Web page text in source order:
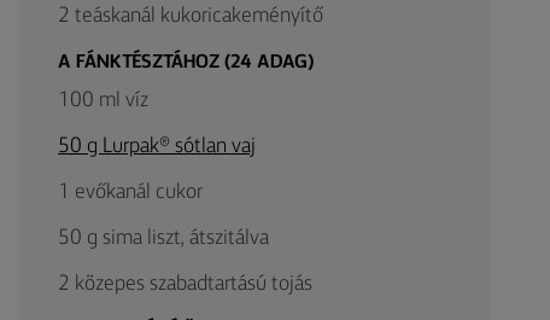
2 teáskanál kukoricakeményítő
A FÁNKTÉSZTÁHOZ (24 ADAG)
100 ml víz
50 g Lurpak® sótlan vaj
1 evőkanál cukor
50 g sima liszt, átszitálva
2 közepes szabadtartású tojás